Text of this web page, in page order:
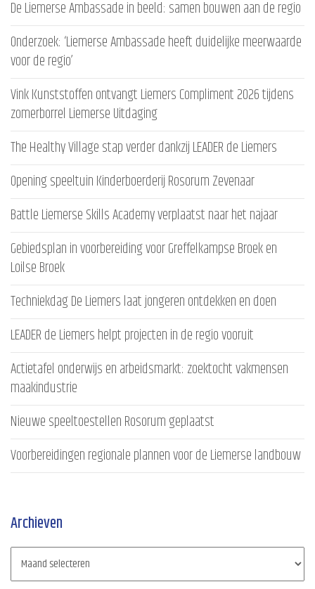
De Liemerse Ambassade in beeld: samen bouwen aan de regio
Onderzoek: ‘Liemerse Ambassade heeft duidelijke meerwaarde
voor de regio’
Vink Kunststoffen ontvangt Liemers Compliment 2026 tijdens
zomerborrel Liemerse Uitdaging
The Healthy Village stap verder dankzij LEADER de Liemers
Opening speeltuin Kinderboerderij Rosorum Zevenaar
Battle Liemerse Skills Academy verplaatst naar het najaar
Gebiedsplan in voorbereiding voor Greffelkampse Broek en
Loilse Broek
Techniekdag De Liemers laat jongeren ontdekken en doen
LEADER de Liemers helpt projecten in de regio vooruit
Actietafel onderwijs en arbeidsmarkt: zoektocht vakmensen
maakindustrie
Nieuwe speeltoestellen Rosorum geplaatst
Voorbereidingen regionale plannen voor de Liemerse landbouw
Archieven